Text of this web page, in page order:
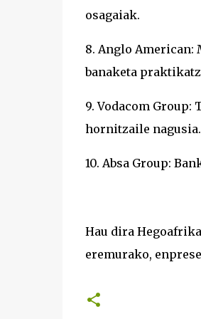
osagaiak.
8. Anglo American:
banaketa
9. Vodacom
hornitzaile nagusia.
10. Absa Group:
Hau dira
eremurako,